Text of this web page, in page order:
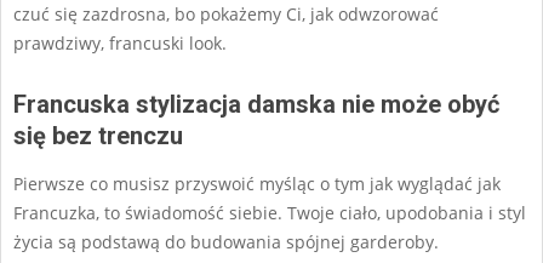
czuć się zazdrosna, bo pokażemy Ci, jak odwzorować
prawdziwy, francuski look.
Francuska stylizacja damska nie może obyć
się bez trenczu
Pierwsze co musisz przyswoić myśląc o tym jak wyglądać jak
Francuzka, to świadomość siebie. Twoje ciało, upodobania i styl
życia są podstawą do budowania spójnej garderoby.